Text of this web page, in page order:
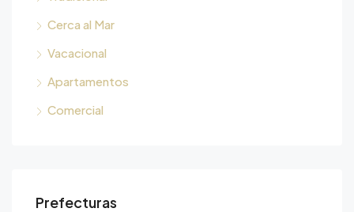
Cerca al Mar
Vacacional
Apartamentos
Comercial
Prefecturas